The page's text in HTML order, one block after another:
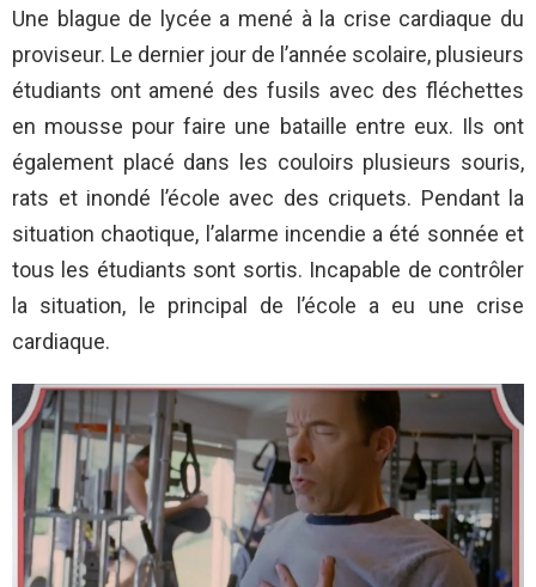
Une blague de lycée a mené à la crise cardiaque du
proviseur. Le dernier jour de l’année scolaire, plusieurs
étudiants ont amené des fusils avec des fléchettes
en mousse pour faire une bataille entre eux. Ils ont
également placé dans les couloirs plusieurs souris,
rats et inondé l’école avec des criquets. Pendant la
situation chaotique, l’alarme incendie a été sonnée et
tous les étudiants sont sortis. Incapable de contrôler
la situation, le principal de l’école a eu une crise
cardiaque.